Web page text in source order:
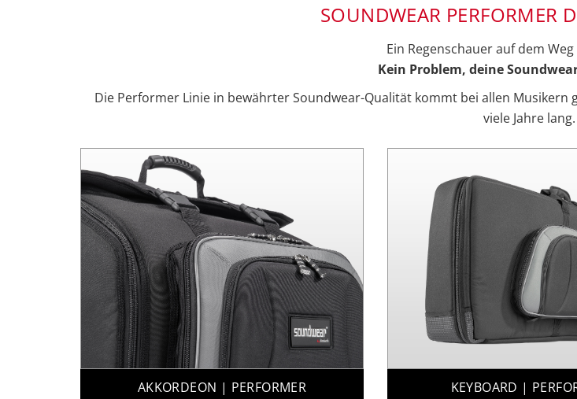
SOUNDWEAR PERFORMER
Ein Regenschauer auf dem
Kein Problem, deine
Die Performer Linie in bewährter Soundwear-Qualität kommt bei allen
viele Jahre lang.
AKKORDEON | PERFORMER KEYBOARD |